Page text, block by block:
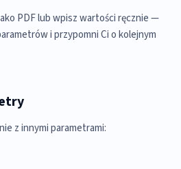
PDF lub wpisz wartości ręcznie —
i przypomni Ci o kolejnym
z innymi parametrami: